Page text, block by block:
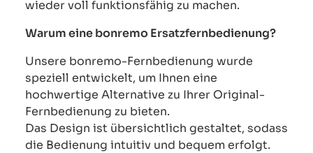
wieder voll funktionsfähig zu machen.
Warum eine bonremo Ersatzfernbedienung?
Unsere bonremo-Fernbedienung wurde
speziell entwickelt, um Ihnen eine
hochwertige Alternative zu Ihrer Original-
Fernbedienung zu bieten.
Das Design ist übersichtlich gestaltet, sodass
die Bedienung intuitiv und bequem erfolgt.